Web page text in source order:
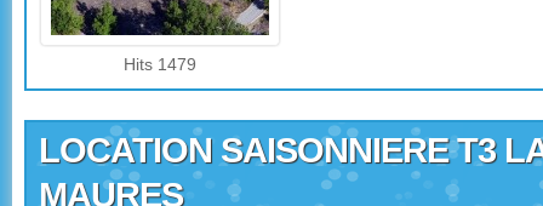
Hits 1479
LOCATION SAISONNIERE T3
MAURES